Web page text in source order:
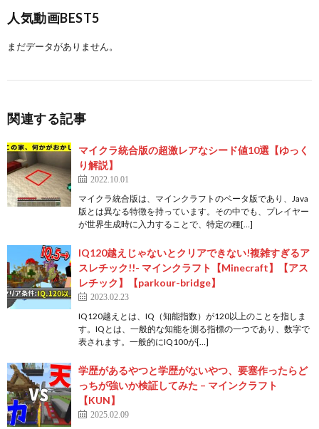
人気動画BEST5
まだデータがありません。
関連する記事
マイクラ統合版の超激レアなシード値10選【ゆっく
り解説】
2022.10.01
マイクラ統合版は、マインクラフトのベータ版であり、Java
版とは異なる特徴を持っています。その中でも、プレイヤー
が世界生成時に入力することで、特定の種[…]
IQ120越えじゃないとクリアできない!複雑すぎるア
スレチック!!- マインクラフト【Minecraft】【アス
レチック】【parkour-bridge】
2023.02.23
IQ120越えとは、IQ（知能指数）が120以上のことを指しま
す。IQとは、一般的な知能を測る指標の一つであり、数字で
表されます。一般的にIQ100が[…]
学歴があるやつと学歴がないやつ、要塞作ったらど
っちが強いか検証してみた – マインクラフト
【KUN】
2025.02.09